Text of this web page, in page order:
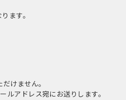
ます。
けません。
アドレス宛にお送りします。